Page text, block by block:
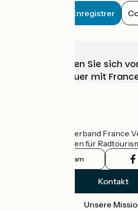
Enregistrer
Wählen, bereiten Sie sich
Ihr Radabenteuer mit
Der nationale Verband France
offizielle Leitfaden für
Instagram
Kontakt
Unsere